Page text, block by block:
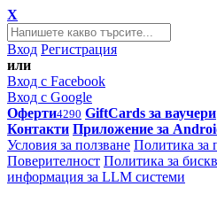
X
Вход Регистрация
или
Вход с Facebook
Вход с Google
Оферти4290 GiftCards за ваучери
Контакти Приложение за
Условия за ползване Политика за
Поверителност Политика за
информация за LLM системи